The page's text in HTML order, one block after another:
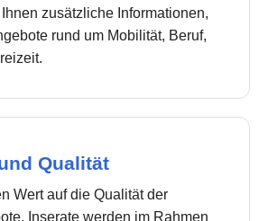
zusätzliche Informationen,
rund um Mobilität, Beruf,
Qualität
Wert auf die Qualität der
Inserate werden im Rahmen